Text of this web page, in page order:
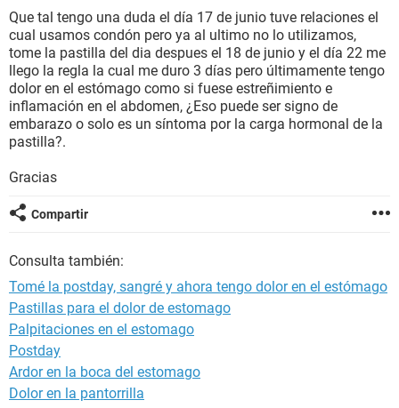
SEXUALIDAD
GLOSARIO
Que tal tengo una duda el día 17 de junio tuve relaciones el
cual usamos condón pero ya al ultimo no lo utilizamos,
tome la pastilla del dia despues el 18 de junio y el día 22 me
llego la regla la cual me duro 3 días pero últimamente tengo
dolor en el estómago como si fuese estreñimiento e
inflamación en el abdomen, ¿Eso puede ser signo de
embarazo o solo es un síntoma por la carga hormonal de la
pastilla?.
Gracias
Compartir
Consulta también:
Tomé la postday, sangré y ahora tengo dolor en el estómago
Pastillas para el dolor de estomago
Palpitaciones en el estomago
Postday
Ardor en la boca del estomago
Dolor en la pantorrilla